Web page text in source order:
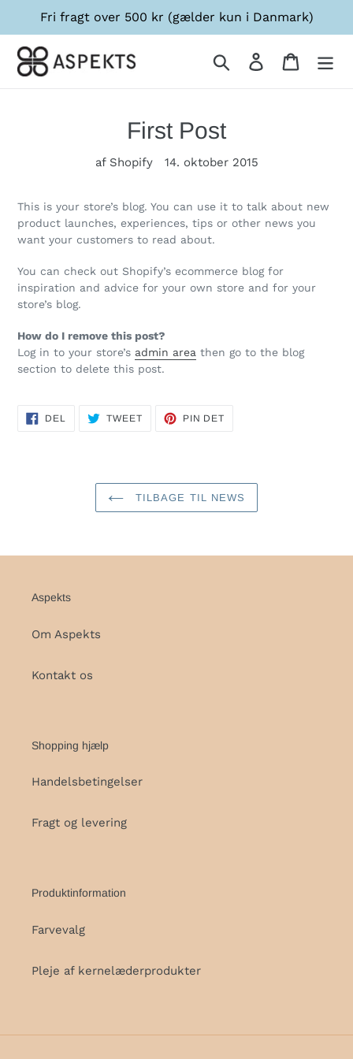
Fri fragt over 500 kr (gælder kun i Danmark)
Log ind
First Post
af Shopify 14. oktober 2015
This is your store’s blog. You can use it to talk about new
product launches, experiences, tips or other news you
want your customers to read about.
You can check out Shopify’s ecommerce blog for
inspiration and advice for your own store and for your
store’s blog.
How do I remove this post?
Log in to your store’s admin area then go to the blog
section to delete this post.
DEL TWEETTWEET
PIN DET
TILBAGE TIL NEWS
Aspekts
Om Aspekts
Kontakt os
Shopping hjælp
Handelsbetingelser
Fragt og levering
Produktinformation
Farvevalg
Pleje af kernelæderprodukter